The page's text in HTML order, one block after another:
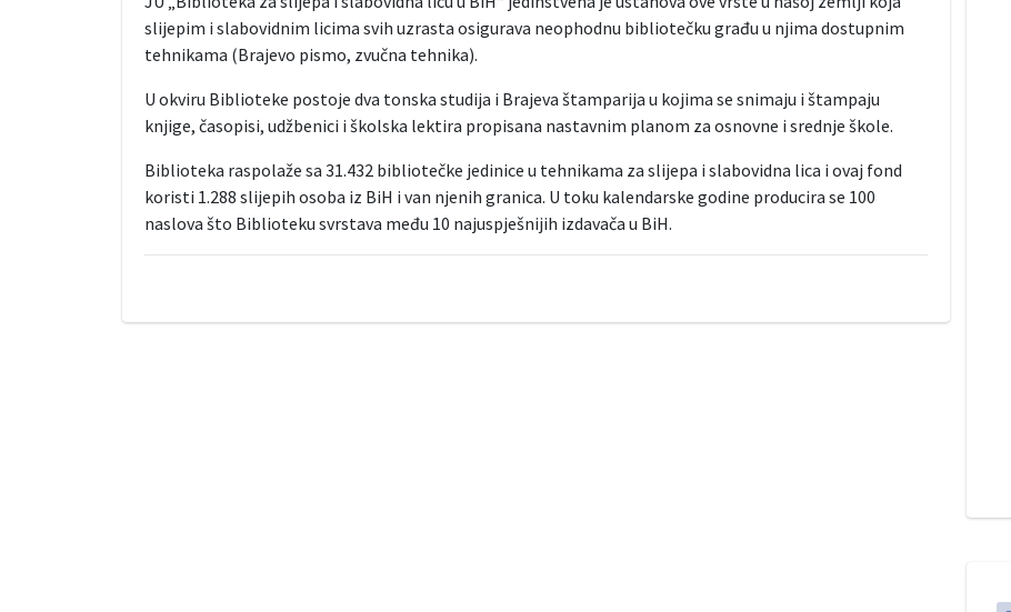
slijepim i slabovidnim licima svih uzrasta osigurava neophodnu bibliotečku građu u njima dostupnim
tehnikama (Brajevo pismo, zvučna tehnika).
U okviru Biblioteke postoje dva tonska studija i Brajeva štamparija u kojima se snimaju i štampaju
knjige, časopisi, udžbenici i školska lektira propisana nastavnim planom za osnovne i srednje škole.
Biblioteka raspolaže sa 31.432 bibliotečke jedinice u tehnikama za slijepa i slabovidna lica i ovaj fond
koristi 1.288 slijepih osoba iz BiH i van njenih granica. U toku kalendarske godine producira se 100
naslova što Biblioteku svrstava među 10 najuspješnijih izdavača u BiH.